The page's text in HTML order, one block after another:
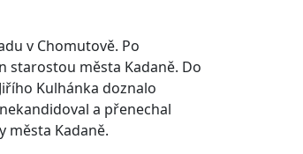
v Chomutově. Po
starostou města Kadaně. Do
Kulhánka doznalo
a přenechal
města Kadaně.